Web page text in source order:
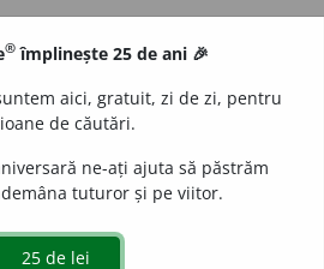
® împlinește 25 de ani 🎉
aici, gratuit, zi de zi, pentru
de căutări.
ne-ați ajuta să păstrăm
tuturor și pe viitor.